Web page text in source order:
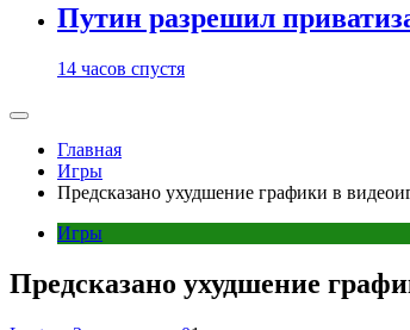
Путин разрешил
14 часов спустя
Главная
Игры
Предсказано ухудшение графики в
Игры
Предсказано ухудшение